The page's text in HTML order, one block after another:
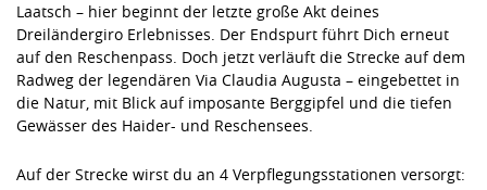
Laatsch – hier beginnt der letzte große Akt deines
Dreiländergiro Erlebnisses. Der Endspurt führt Dich erneut
auf den Reschenpass. Doch jetzt verläuft die Strecke auf dem
Radweg der legendären Via Claudia Augusta – eingebettet in
die Natur, mit Blick auf imposante Berggipfel und die tiefen
Gewässer des Haider- und Reschensees.
Auf der Strecke wirst du an 4 Verpflegungsstationen versorgt: